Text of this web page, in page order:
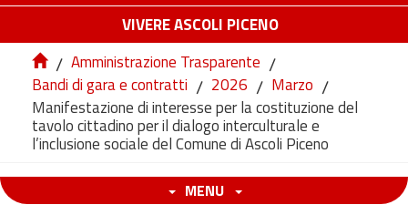
VIVERE ASCOLI PICENO
/ Amministrazione Trasparente /
Bandi di gara e contratti / 2026 / Marzo /
Manifestazione di interesse per la costituzione del
tavolo cittadino per il dialogo interculturale e
l’inclusione sociale del Comune di Ascoli Piceno
MENU